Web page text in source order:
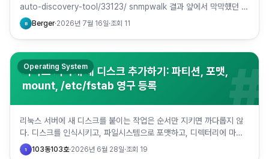
auto-discovery-tool/33123/ snmpwalk 결과 앞에서 막막했던 경
험, 모니터링…
B Berger·2026년 7월 16일·조회 11
리눅스 서버에 새 디스크 추가하기: 파티션, 포맷,
mount, /etc/fstab 영구 등록
#
Operating System
리눅스 서버에 새 디스크를 붙이는 작업은 순서만 지키면 까다롭지 않
다. 디스크를 인식시키고, 파일시스템으로 포맷하고, 디렉터리에 마운
트해서 쓴 다음, /etc/fstab에 등록해 재부팅 뒤에도 자동…
1 103동103호·2026년 6월 28일·조회 19